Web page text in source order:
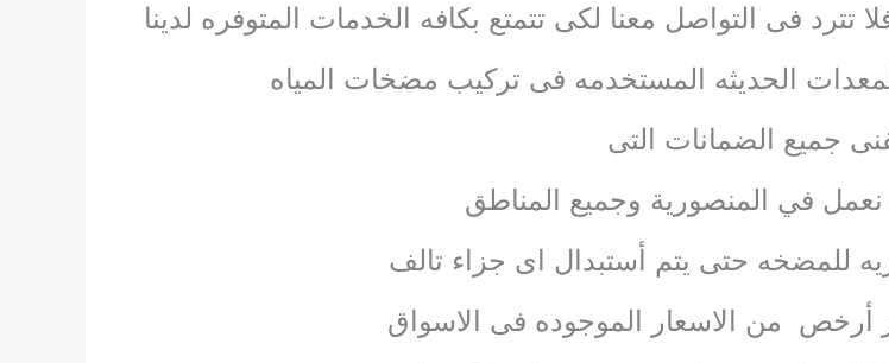
فى التواصل معنا لكى تتمتع بكافه الخدمات المتوفره لدينا
الحديثه المستخدمه فى تركيب مضخات المياه
جميع الضمانات التى
في المنصورية وجميع المناطق
للمضخه حتى يتم أستبدال اى جزاء تالف
أرخص من الاسعار الموجوده فى الاسواق